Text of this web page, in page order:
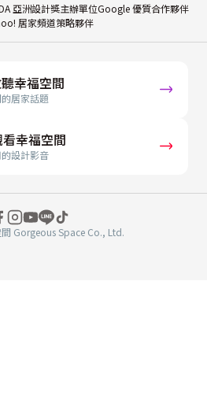
亞洲設計獎主辦單位Google 優質合作夥伴
居家頻道策略夥伴
幸福空間
居家話題
幸福空間
設計影音
Gorgeous Space Co., Ltd.